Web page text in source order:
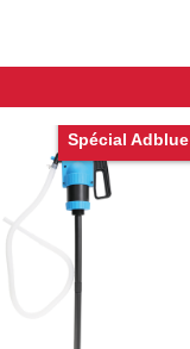
Spécial Adblue